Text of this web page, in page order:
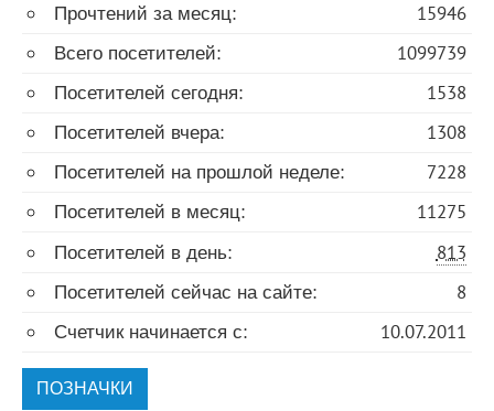
15946
Прочтений за месяц:
1099739
Всего посетителей:
1538
Посетителей сегодня:
1308
Посетителей вчера:
7228
Посетителей на прошлой неделе:
11275
Посетителей в месяц:
813
Посетителей в день:
8
Посетителей сейчас на сайте:
10.07.2011
Счетчик начинается с:
ПОЗНАЧКИ